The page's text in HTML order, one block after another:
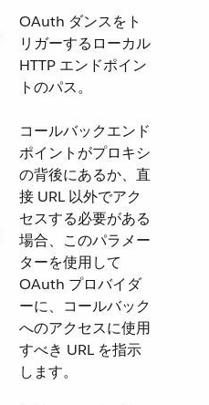
OAuth ダンスをト
リガーするローカル
HTTP エンドポイン
トのパス。
コールバックエンド
ポイントがプロキシ
の背後にあるか、直
接 URL 以外でアク
セスする必要がある
場合、このパラメー
ターを使用して
OAuth プロバイダ
ーに、コールバック
へのアクセスに使用
すべき URL を指示
します。